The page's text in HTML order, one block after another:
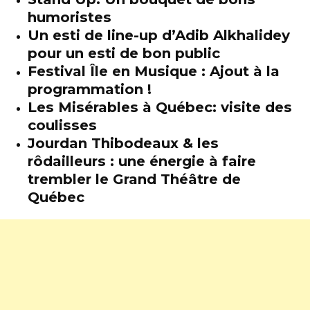
humoristes
Un esti de line-up d’Adib Alkhalidey
pour un esti de bon public
Festival Île en Musique : Ajout à la
programmation !
Les Misérables à Québec: visite des
coulisses
Jourdan Thibodeaux & les
rôdailleurs : une énergie à faire
trembler le Grand Théâtre de
Québec